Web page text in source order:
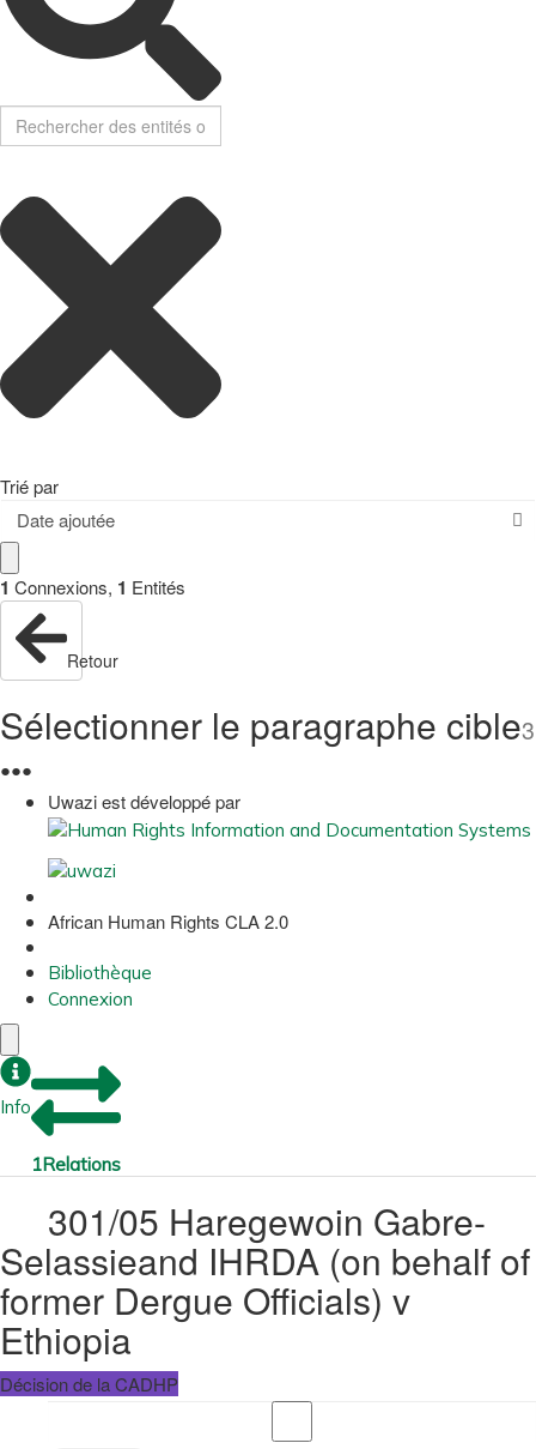
Trié par
Date ajoutée
1 Connexions, 1 Entités
Retour
Sélectionner le paragraphe cible3
●●●
Uwazi est développé par
African Human Rights CLA 2.0
Bibliothèque
Connexion
Info
1Relations
301/05 Haregewoin Gabre-
Selassieand IHRDA (on behalf of
former Dergue Officials) v
Ethiopia
Décision de la CADHP